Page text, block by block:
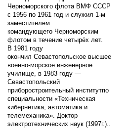
Черноморского флота ВМФ СССР
с 1956 по 1961 год и служил 1-м
заместителем
командующего Черноморским
флотом в течение четырёх лет.
В 1981 году
окончил Севастопольское высшее
военно-морское инженерное
училище, в 1983 году —
Севастопольский
приборостроительный институтпо
специальности «Техническая
кибернетика, автоматика и
телемеханика». Доктор
электротехнических наук (1997г.).